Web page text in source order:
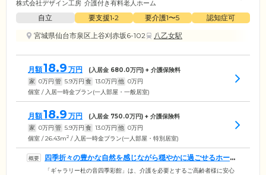
株式会社デザイン工房 介護付き有料老人ホーム
自立 要支援1•2 要介護1〜5
認知症可
宮城県仙台市泉区上谷刈赤坂6-102
八乙女駅
月額18.9 万円 (入居金 680.0万円) + 介護保険料
家 0万円 管 5.9万円 食 13.0万円 他 0万円
個室 / 入居一時金プラン(一人部屋・一般居室)
月額18.9 万円 (入居金 750.0万円) + 介護保険料
家 0万円 管 5.9万円 食 13.0万円 他 0万円
個室 / 26.43m2 / 入居一時金プラン(一人部屋・特別居室)
四季折々の豊かな自然を感じながら穏やかに過ごせるホーム
です
「ギャラリー杜の音四季彩館」は、介護を必要とするご高齢者様に安心